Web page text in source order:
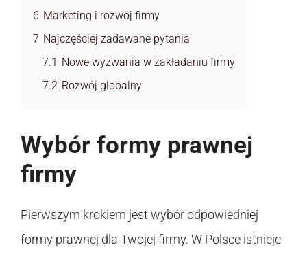
6 Marketing i rozwój firmy
7 Najczęściej zadawane pytania
7.1
Nowe wyzwania w zakładaniu firmy
7.2 Rozwój globalny
Wybór formy prawnej
firmy
Pierwszym krokiem jest wybór odpowiedniej
formy prawnej dla Twojej firmy. W Polsce istnieje